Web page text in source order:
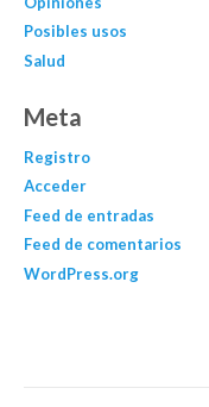
Posibles usos
Salud
Meta
Registro
Acceder
Feed de entradas
Feed de comentarios
WordPress.org